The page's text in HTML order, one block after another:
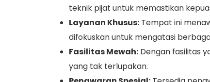
teknik pijat untuk memastikan
Layanan Khusus: Tempat ini
difokuskan untuk mengatasi
Fasilitas Mewah: Dengan fasilitas
yang tak terlupakan.